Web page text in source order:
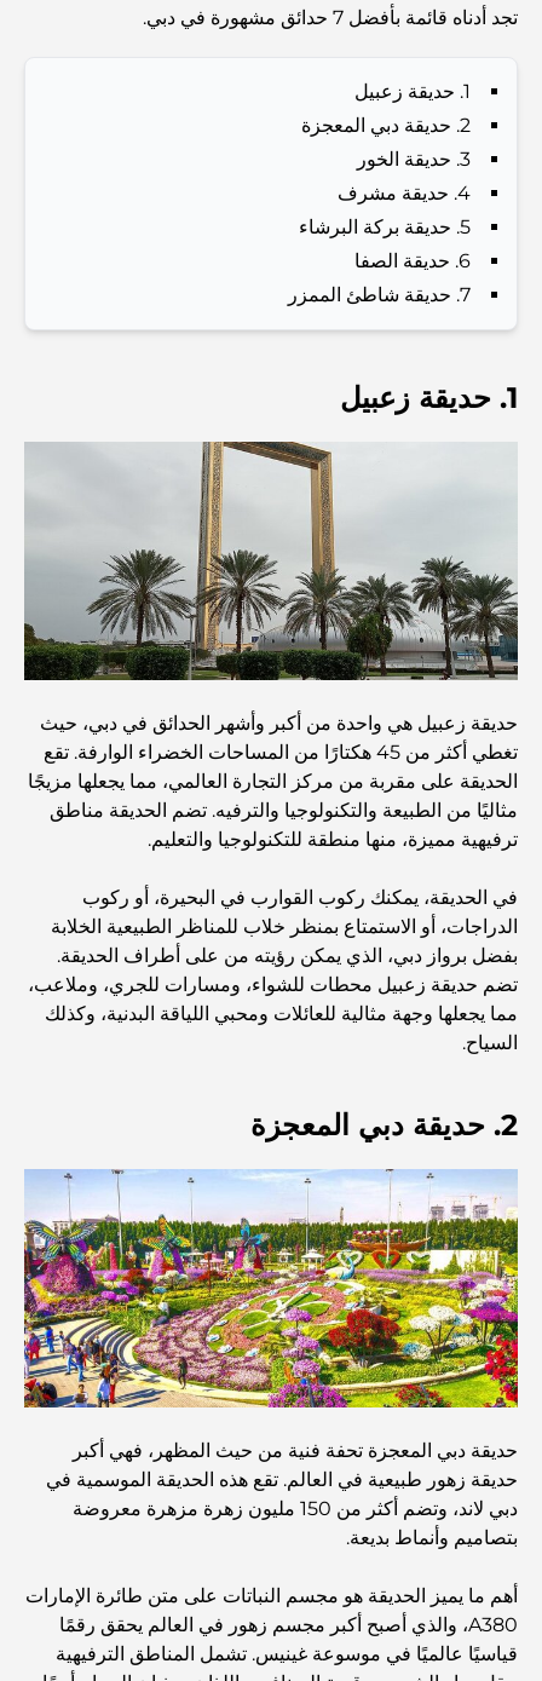
Best Schools in Downtown Dubai: A Guide for
Families
أشياء يمكنك القيام بها في دبي خلال فصل الصيف: دليلك الأمثل
للتغلب على الحرارة
Best Hotels in Business Bay, Dubai: Your Ultimate
Guide
المدارس القريبة من نخلة جميرا: دليل شامل للعائلات
Dubai Vision 2040 - Green Living, Scenic Routes
and a Smarter Metro Network
أفضل المقاهي في دبي بإطلالة خلابة: مزيج مثالي من المذاق
الرائع والمناظر الطبيعية الساحرة
مطاعم بإطلالة على برج العرب: تجربة طعام استثنائية في دبي
دليل شامل لأندية شاطئ نخلة جميرا لعام 2026
المطاعم الإيطالية في وسط مدينة دبي: تذوق إيطاليا في قلب
المدينة
أفضل 7 نوادي رياضية في دبي هيلز: اللياقة البدنية في أبهى
صورها
اكتشف أفضل وجبة إفطار في منطقة الخليج التجاري، دبي
المستشفيات الحكومية في دبي: رعاية صحية شاملة للجميع
أغلى سيارة لامبورغيني على الإطلاق: قائمة هواة الجمع
أغلى مدارس جيمس في دبي: دليل شامل للآباء
أفضل المدارس القريبة من داماك هيلز 2: دليل للعائلات
أفضل المطاعم الهندية في دبي: رحلة طهي
تجد أدناه قائمة بأفضل 7 حدائق مشهورة في دبي.
1. حديقة زعبيل
2. حديقة دبي المعجزة
3. حديقة الخور
4. حديقة مشرف
5. حديقة بركة البرشاء
6. حديقة الصفا
7. حديقة شاطئ الممزر
1. حديقة زعبيل
حديقة زعبيل هي واحدة من أكبر وأشهر الحدائق في دبي، حيث
تغطي أكثر من 45 هكتارًا من المساحات الخضراء الوارفة. تقع
الحديقة على مقربة من مركز التجارة العالمي، مما يجعلها مزيجًا
مثاليًا من الطبيعة والتكنولوجيا والترفيه. تضم الحديقة مناطق
ترفيهية مميزة، منها منطقة للتكنولوجيا والتعليم.
في الحديقة، يمكنك ركوب القوارب في البحيرة، أو ركوب
الدراجات، أو الاستمتاع بمنظر خلاب للمناظر الطبيعية الخلابة
بفضل برواز دبي، الذي يمكن رؤيته من على أطراف الحديقة.
تضم حديقة زعبيل محطات للشواء، ومسارات للجري، وملاعب،
مما يجعلها وجهة مثالية للعائلات ومحبي اللياقة البدنية، وكذلك
السياح.
2. حديقة دبي المعجزة
حديقة دبي المعجزة تحفة فنية من حيث المظهر، فهي أكبر
حديقة زهور طبيعية في العالم. تقع هذه الحديقة الموسمية في
دبي لاند، وتضم أكثر من 150 مليون زهرة مزهرة معروضة
بتصاميم وأنماط بديعة.
أهم ما يميز الحديقة هو مجسم النباتات على متن طائرة الإمارات
A380، والذي أصبح أكبر مجسم زهور في العالم يحقق رقمًا
قياسيًا عالميًا في موسوعة غينيس. تشمل المناطق الترفيهية